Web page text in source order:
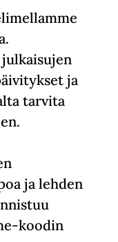
julkaisujen
ja
tarvita
ja lehden
koodin